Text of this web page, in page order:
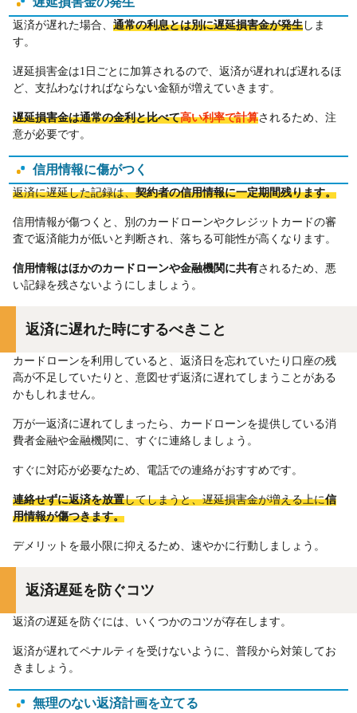
返済が遅れた場合、 通常の利息とは別に遅延損害金が発生しま
す。
遅延損害金は1日ごとに加算されるので、返済が遅れれば遅れるほ
ど、支払わなければならない金額が増えていきます。
遅延損害金は通常の金利と比べて高い利率で計算されるため、注
意が必要です。
信用情報に傷がつく
返済に遅延した記録は、契約者の信用情報に一定期間残ります。
信用情報が傷つくと、別のカードローンやクレジットカードの審
査で返済能力が低いと判断され、落ちる可能性が高くなります。
信用情報はほかのカードローンや金融機関に共有されるため、悪
い記録を残さないようにしましょう。
返済に遅れた時にするべきこと
カードローンを利用していると、返済日を忘れていたり口座の残
高が不足していたりと、意図せず返済に遅れてしまうことがある
かもしれません。
万が一返済に遅れてしまったら、カードローンを提供している消
費者金融や金融機関に、すぐに連絡しましょう。
すぐに対応が必要なため、電話での連絡がおすすめです。
連絡せずに返済を放置してしまうと、遅延損害金が増える上に信
用情報が傷つきます。
デメリットを最小限に抑えるため、速やかに行動しましょう。
返済遅延を防ぐコツ
返済の遅延を防ぐには、いくつかのコツが存在します。
返済が遅れてペナルティを受けないように、普段から対策してお
きましょう。
無理のない返済計画を立てる